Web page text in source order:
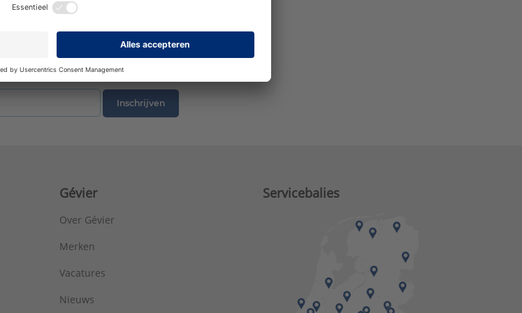
productnieuws, acties en andere interessante zaken?
Inschrijven
Gévier
Over Gévier
Merken
Vacatures
Nieuws
Servicebalies